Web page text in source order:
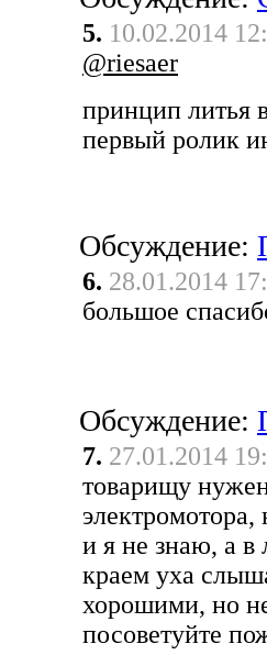
5. 10.02.2014
@riesaer
принцип литья
первый ролик
Обсуждение:
6. 28.01.2014
большое
Обсуждение:
7. 27.01.2014
товарищу
электромотора,
и я не знаю, а
краем уха
хорошими, но
посоветуйте